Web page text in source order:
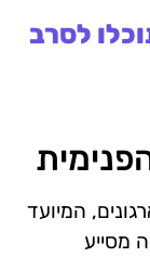
לסרב
המיועד
מסייע